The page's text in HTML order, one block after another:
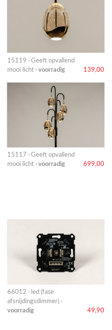
15119 · Geeft opvallend
mooi licht · voorradig 139,00
15117 · Geeft opvallend
mooi licht · voorradig 699,00
66012 · led (fase
afsnijdingsdimmer) ·
voorradig
49,90